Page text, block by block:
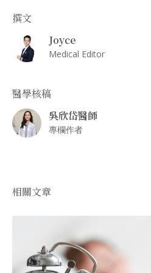
撰文
Joyce
Medical Editor
醫學核稿
吳欣岱醫師
專欄作者
相關文章